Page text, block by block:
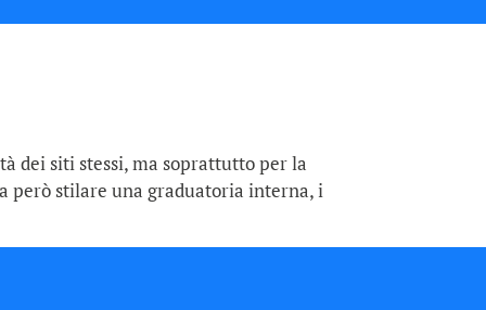
dei siti stessi, ma soprattutto per la
però stilare una graduatoria interna, i